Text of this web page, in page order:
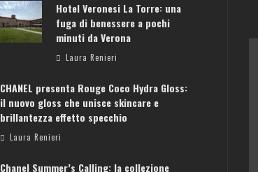
Hotel Veronesi La Torre: una
fuga di benessere a pochi
minuti da Verona
Laura Renieri
CHANEL presenta Rouge Coco Hydra Gloss:
il nuovo gloss che unisce skincare e
brillantezza effetto specchio
Laura Renieri
Chanel Summer’s Calling: la collezione